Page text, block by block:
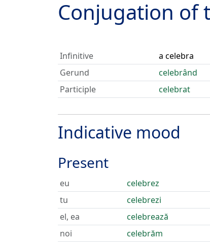
Conjugation of
Infinitive
a celebra
Gerund
celebrând
Participle
celebrat
Indicative mood
Present
eu
celebrez
tu
celebrezi
el, ea
celebrează
noi
celebrăm